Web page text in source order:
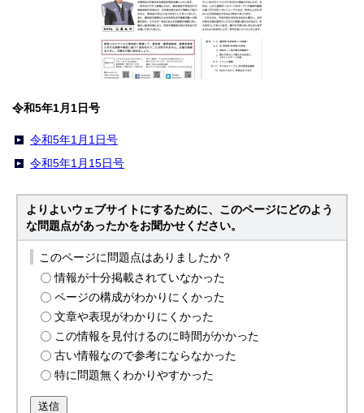
令和5年1月1日号
令和5年1月1日号
令和5年1月15日号
よりよいウェブサイトにするために、このページにどのよう
な問題点があったかをお聞かせください。
このページに問題点はありましたか？
情報が十分掲載されていなかった
ページの構成がわかりにくかった
文章や表現がわかりにくかった
この情報を見付けるのに時間がかかった
古い情報なので参考にならなかった
特に問題無くわかりやすかった
送信